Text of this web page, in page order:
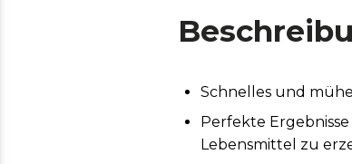
Schnelles und
Perfekte
Lebensmittel zu